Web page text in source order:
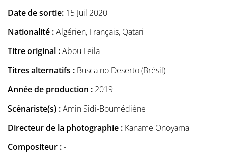
Date de sortie: 15 Juil 2020
Nationalité :Algérien, Français, Qatari
Titre original :Abou Leila
Titres alternatifs : Busca no Deserto (Brésil)
Année de production : 2019
Scénariste(s) :Amin Sidi-Boumédiène
Directeur de la photographie : Kaname Onoyama
Compositeur :-